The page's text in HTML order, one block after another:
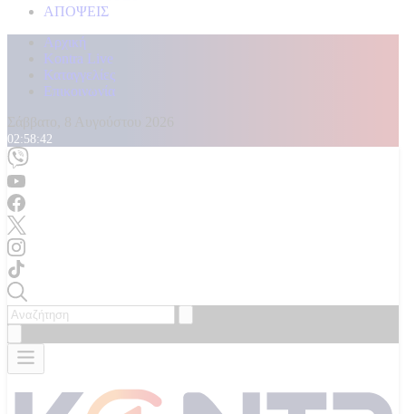
ΑΠΟΨΕΙΣ
Αρχική
Kontra Live
Καταγγελίες
Επικοινωνία
02:58:44